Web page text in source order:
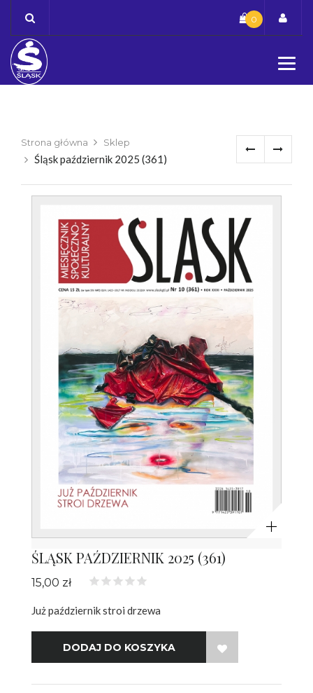
content
0
Strona główna Sklep
Śląsk październik 2025 (361)
Powiększ
ŚLĄSK PAŹDZIERNIK 2025 (361)
15,00 zł
Już październik stroi drzewa
WISH LIST